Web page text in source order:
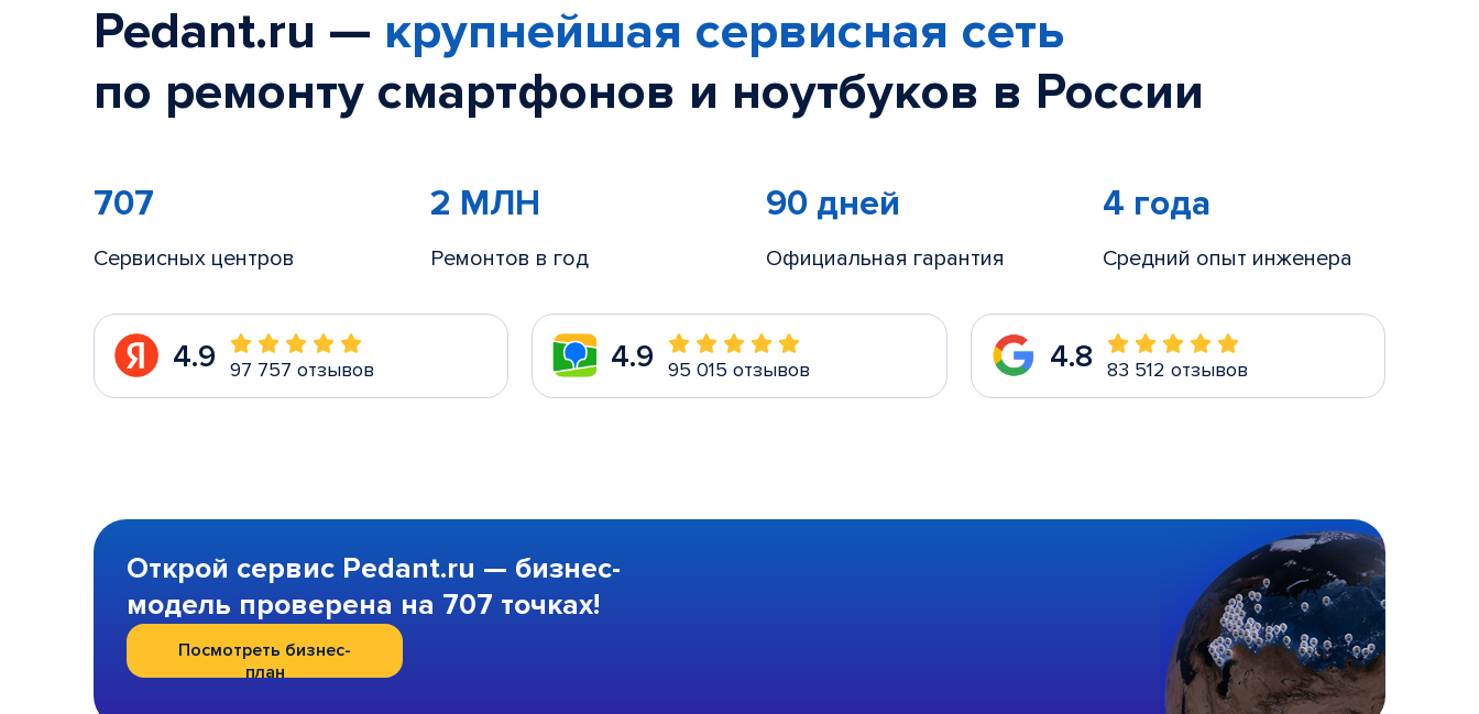
Pedant.ru — крупнейшая сервисная сеть
по ремонту смартфонов и ноутбуков в России
707
Сервисных центров
2 МЛН
Ремонтов в год
90 дней
Официальная гарантия
4 года
Средний опыт инженера
4.9 97 757 отзывов 4.9 95 015 отзывов 4.8 83 512 отзывов
Открой сервис Pedant.ru — бизнес-
модель проверена на 707 точках!
Посмотреть бизнес-
план